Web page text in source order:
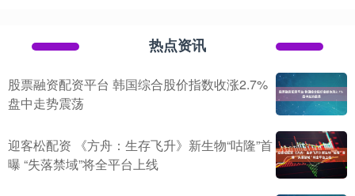
热点资讯
股票融资配资平台 韩国综合股价指数收涨2.7%
盘中走势震荡
迎客松配资 《方舟：生存飞升》新生物“咕隆”首
曝 “失落禁域”将全平台上线